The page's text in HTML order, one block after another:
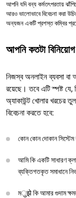
আপনি যদি বন্য কর্মতৎপরতায়
আরও ভালোভাবে বিবেচনা করা
অন্যজন একটি প্রশস্ত কম্বির
আপনি কতটা
নিজস্ব অনলাইন ব্যবসা বা
রয়েছে। তবে এটি স্পষ্ট
অ্যাকাউন্ট খোলার খরচের
বিবেচনা করতে হবে:
কোন কোন দোকান সিস্টেম
আমি কি একটি সাধারণ
ব্যক্তিগতকৃত সমাধানে
মुझे কি আমার গুদাম